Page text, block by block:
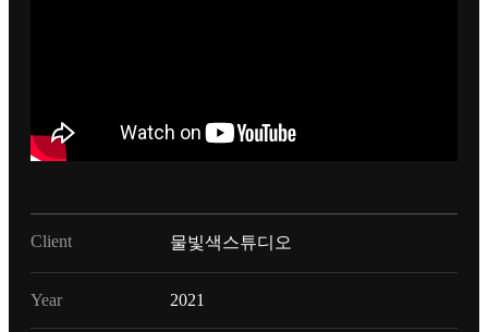
Client 물빛색스튜디오
Year 2021